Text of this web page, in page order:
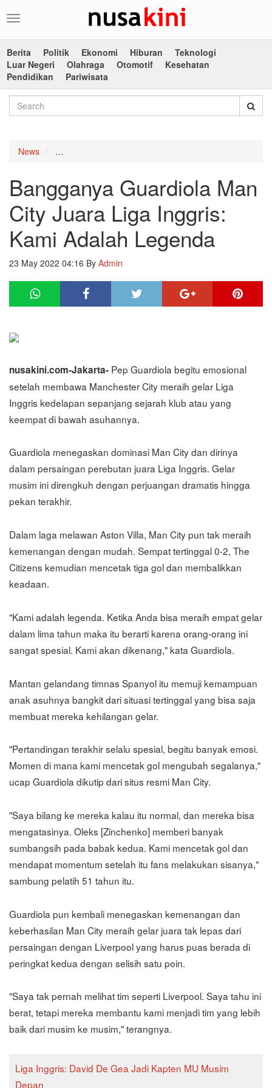
Toggle
Berita
Politik Ekonomi Hiburan
Teknologi
Luar Negeri
Olahraga Otomotif
Kesehatan
Pendidikan
Pariwisata
News
Bangganya Guardiola Man
City Juara Liga Inggris:
Kami Adalah Legenda
23 May 2022 04:16 By Admin
nusakini.com-Jakarta- Pep Guardiola begitu emosional
setelah membawa Manchester City meraih gelar Liga
Inggris kedelapan sepanjang sejarah klub atau yang
keempat di bawah asuhannya.
Guardiola menegaskan dominasi Man City dan dirinya
dalam persaingan perebutan juara Liga Inggris. Gelar
musim ini direngkuh dengan perjuangan dramatis hingga
pekan terakhir.
Dalam laga melawan Aston Villa, Man City pun tak meraih
kemenangan dengan mudah. Sempat tertinggal 0-2, The
Citizens kemudian mencetak tiga gol dan membalikkan
keadaan.
"Kami adalah legenda. Ketika Anda bisa meraih empat gelar
dalam lima tahun maka itu berarti karena orang-orang ini
sangat spesial. Kami akan dikenang," kata Guardiola.
Mantan gelandang timnas Spanyol itu memuji kemampuan
anak asuhnya bangkit dari situasi tertinggal yang bisa saja
membuat mereka kehilangan gelar.
"Pertandingan terakhir selalu spesial, begitu banyak emosi.
Momen di mana kami mencetak gol mengubah segalanya,"
ucap Guardiola dikutip dari situs resmi Man City.
"Saya bilang ke mereka kalau itu normal, dan mereka bisa
mengatasinya. Oleks [Zinchenko] memberi banyak
sumbangsih pada babak kedua. Kami mencetak gol dan
mendapat momentum setelah itu fans melakukan sisanya,"
sambung pelatih 51 tahun itu.
Guardiola pun kembali menegaskan kemenangan dan
keberhasilan Man City meraih gelar juara tak lepas dari
persaingan dengan Liverpool yang harus puas berada di
peringkat kedua dengan selisih satu poin.
"Saya tak pernah melihat tim seperti Liverpool. Saya tahu ini
berat, tetapi mereka membantu kami menjadi tim yang lebih
baik dari musim ke musim," terangnya.
Liga Inggris: David De Gea Jadi Kapten MU Musim
Depan